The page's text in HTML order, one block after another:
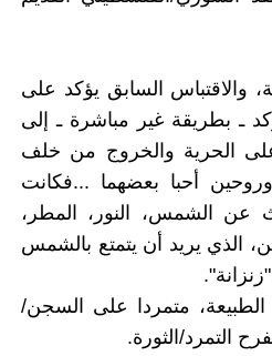
والاقتباس السابق يؤكد على
ـ بطريقة غير مباشرة ـ إلى
على الحرية والخروج من خلف
أحبا بعضهما ...فكانت
ووردا ونورا" ص18، فالحديث عن الشمس، النور، المطر،
الذي يريد أن يتمتع بالشمس
الطبيعة، متمردا على السجن/
التمرد/الثورة.